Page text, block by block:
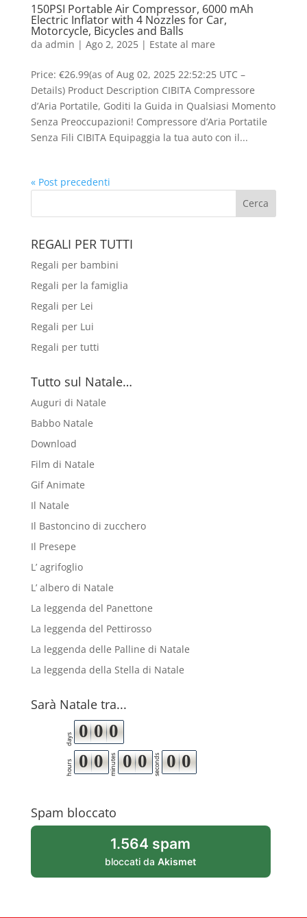
150PSI Portable Air Compressor, 6000 mAh
Electric Inflator with 4 Nozzles for Car,
Motorcycle, Bicycles and Balls
da admin | Ago 2, 2025| Estate al mare
Price: €26.99(as of Aug 02, 2025 22:52:25 UTC –
Details) Product Description CIBITA Compressore
d’Aria Portatile, Goditi la Guida in Qualsiasi Momento
Senza Preoccupazioni! Compressore d’Aria Portatile
Senza Fili CIBITA Equipaggia la tua auto con il...
« Post precedenti
REGALI PER TUTTI
Regali per bambini
Regali per la famiglia
Regali per Lei
Regali per Lui
Regali per tutti
Tutto sul Natale…
Auguri di Natale
Babbo Natale
Download
Film di Natale
Gif Animate
Il Natale
Il Bastoncino di zucchero
Il Presepe
L’ agrifoglio
L’ albero di Natale
La leggenda del Panettone
La leggenda del Pettirosso
La leggenda delle Palline di Natale
La leggenda della Stella di Natale
Sarà Natale tra...
days 0 0 0
hours 0 0 minutes 0 0 seconds 0 0
Spam bloccato
1.564 spam
bloccati daAkismet